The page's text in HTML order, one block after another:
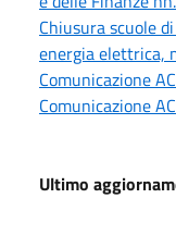
Chiusura scuole
energia elettrica,
Comunicazione
Comunicazione
Ultimo